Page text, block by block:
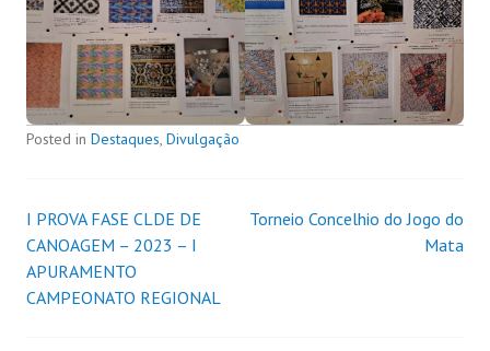
Posted in Destaques, Divulgação
I PROVA FASE CLDE DE
CANOAGEM – 2023 – I
APURAMENTO
CAMPEONATO REGIONAL
Torneio Concelhio do Jogo do
Mata